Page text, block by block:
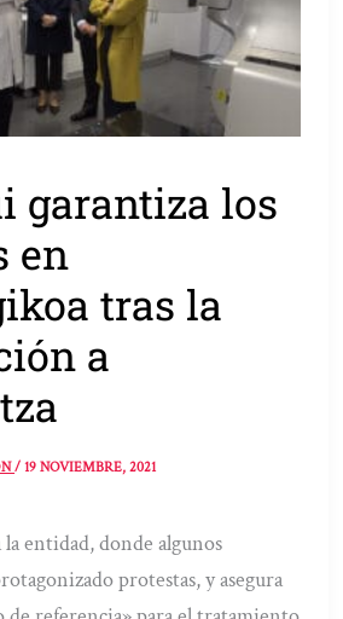
garantiza los
en
tras la
a
/19 NOVIEMBRE, 2021
entidad, donde algunos
protestas, y asegura